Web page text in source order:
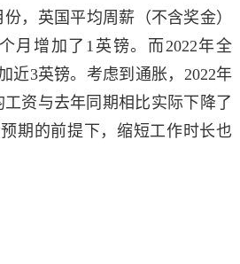
，英国平均周薪（不含奖金）
月增加了1英镑。 而2022年全
近3英镑。 考虑到通胀， 2022年
工资与去年同期相比实际下降了
期的前提下，缩短工作时长也